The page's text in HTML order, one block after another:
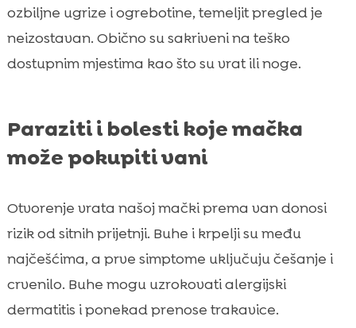
ozbiljne ugrize i ogrebotine, temeljit pregled je
neizostavan. Obično su sakriveni na teško
dostupnim mjestima kao što su vrat ili noge.
Paraziti i bolesti koje mačka
može pokupiti vani
Otvorenje vrata našoj mački prema van donosi
rizik od sitnih prijetnji. Buhe i krpelji su među
najčešćima, a prve simptome uključuju češanje i
crvenilo. Buhe mogu uzrokovati alergijski
dermatitis i ponekad prenose trakavice.